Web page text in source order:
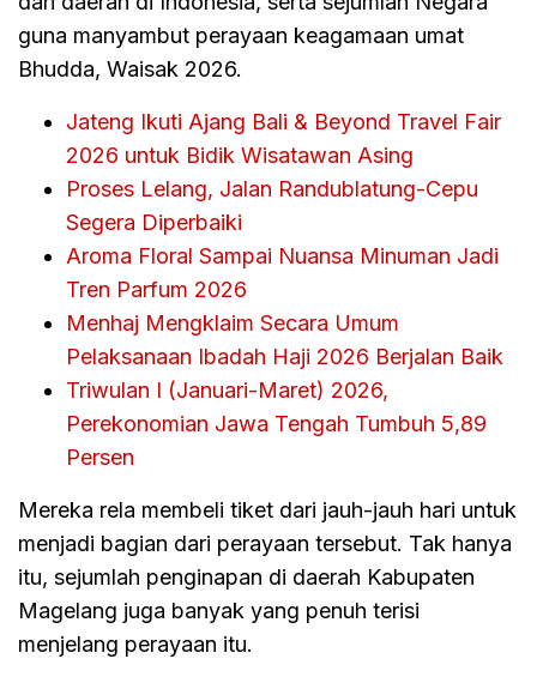
guna manyambut perayaan keagamaan umat
Bhudda, Waisak 2026.
Jateng Ikuti Ajang Bali & Beyond Travel Fair
2026 untuk Bidik Wisatawan Asing
Proses Lelang, Jalan Randublatung-Cepu
Segera Diperbaiki
Aroma Floral Sampai Nuansa Minuman Jadi
Tren Parfum 2026
Menhaj Mengklaim Secara Umum
Pelaksanaan Ibadah Haji 2026 Berjalan Baik
Triwulan I (Januari-Maret) 2026,
Perekonomian Jawa Tengah Tumbuh 5,89
Persen
Mereka rela membeli tiket dari jauh-jauh hari untuk
menjadi bagian dari perayaan tersebut. Tak hanya
itu, sejumlah penginapan di daerah Kabupaten
Magelang juga banyak yang penuh terisi
menjelang perayaan itu.